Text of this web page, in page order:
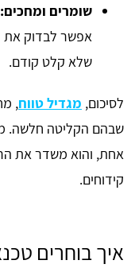
שומרים ומחכים:
אפשר לבדוק את
שלא קלט קודם.
לסיכום, מגדיל טווח,
שבהם הקליטה חלשה.
אחת, והוא משדר את
קידוחים.
איך בוחרים